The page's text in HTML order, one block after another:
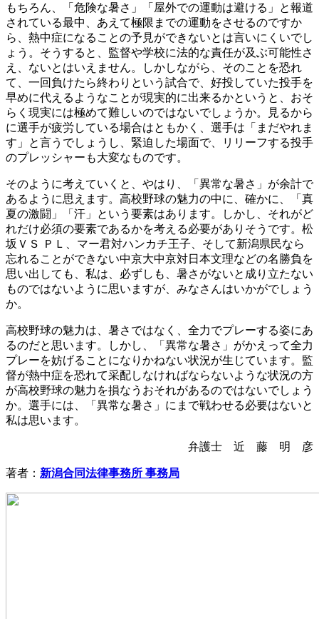
もちろん、「危険な暑さ」「屋外での運動は避ける」と報道
されている最中、あえて極限までの運動をさせるのですか
ら、熱中症になることの予見ができないとは言いにくいでし
ょう。そうすると、監督や学校に法的な責任が及ぶ可能性さ
え、ないとはいえません。しかしながら、そのことを恐れ
て、一回負けたら終わりという試合で、好投していた投手を
早めに代えるようなことが現実的に出来るかというと、おそ
らく現実には極めて難しいのではないでしょうか。見るから
に選手が疲労している場合はともかく、選手は「まだやれま
す」と言うでしょうし、緊迫した場面で、リリーフする投手
のプレッシャーも大変なものです。
そのように考えていくと、やはり、「異常な暑さ」が余計で
あるように思えます。高校野球の魅力の中に、確かに、「真
夏の激闘」「汗」という要素はあります。しかし、それがど
れだけ必須の要素であるかを考える必要がありそうです。松
坂ＶＳ ＰＬ、マー君対ハンカチ王子、そして新潟県民なら
忘れることができない中京大中京対日本文理などの名勝負を
思い出しても、私は、必ずしも、暑さがないと成り立たない
ものではないように思いますが、みなさんはいかがでしょう
か。
高校野球の魅力は、暑さではなく、全力でプレーする姿にあ
るのだと思います。しかし、「異常な暑さ」がかえって全力
プレーを妨げることになりかねない状況が生じています。監
督が熱中症を恐れて采配しなければならないような状況の方
が高校野球の魅力を損なうおそれがあるのではないでしょう
か。選手には、「異常な暑さ」にまで戦わせる必要はないと
私は思います。
弁護士 近 藤 明 彦
著者： 新潟合同法律事務所 事務局